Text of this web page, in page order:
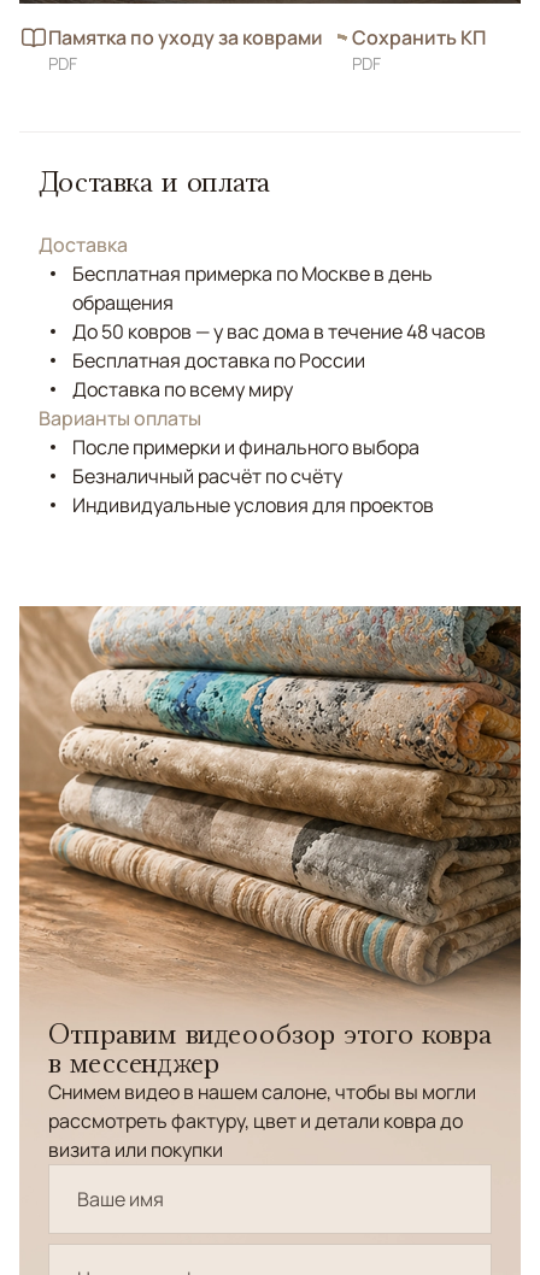
Памятка по уходу за коврами
PDF
Сохранить КП
PDF
Доставка и оплата
Доставка
Бесплатная примерка по Москве в день
обращения
До 50 ковров — у вас дома в течение 48 часов
Бесплатная доставка по России
Доставка по всему миру
Варианты оплаты
После примерки и финального выбора
Безналичный расчёт по счёту
Индивидуальные условия для проектов
Отправим видеообзор этого ковра
в мессенджер
Снимем видео в нашем салоне, чтобы вы могли
рассмотреть фактуру, цвет и детали ковра до
визита или покупки